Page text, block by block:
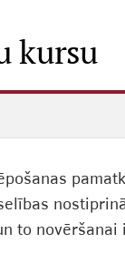
kursu
to